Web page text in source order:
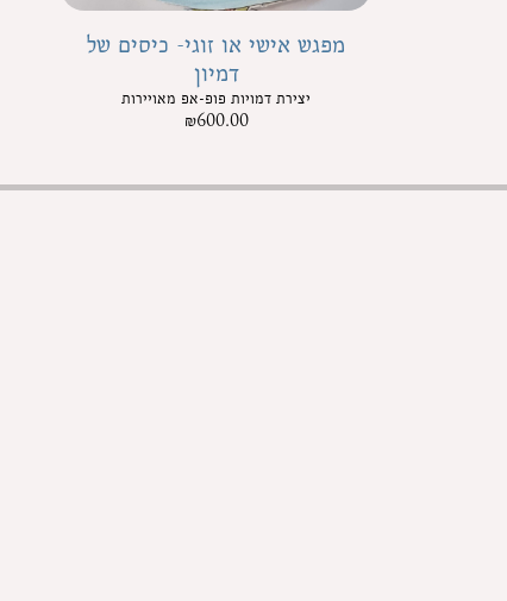
מפגש אישי או זוגי- כיסים של
דמיון
יצירת דמויות פופ-אפ מאויירות
₪600.00